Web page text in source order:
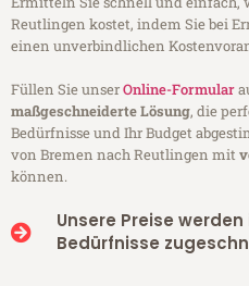
Reutlingen kostet, indem Sie bei
einen unverbindlichen
Füllen Sie unserOnline-Formular
maßgeschneiderte Lösung, die
Bedürfnisse und Ihr Budget
von Bremen nach Reutlingen mit
können.
Unsere Preise
Bedürfnisse